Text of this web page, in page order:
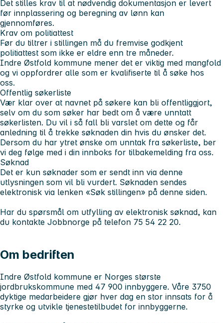
Det stilles krav til at nødvendig dokumentasjon er levert
før innplassering og beregning av lønn kan
gjennomføres.
Krav om politiattest
Før du tiltrer i stillingen må du fremvise godkjent
politiattest som ikke er eldre enn tre måneder.
Indre Østfold kommune mener det er viktig med mangfold
og vi oppfordrer alle som er kvalifiserte til å søke hos
oss.
Offentlig søkerliste
Vær klar over at navnet på søkere kan bli offentliggjort,
selv om du som søker har bedt om å være unntatt
søkerlisten. Du vil i så fall bli varslet om dette og får
anledning til å trekke søknaden din hvis du ønsker det.
Dersom du har ytret ønske om unntak fra søkerliste, ber
vi deg følge med i din innboks for tilbakemelding fra oss.
Søknad
Det er kun søknader som er sendt inn via denne
utlysningen som vil bli vurdert. Søknaden sendes
elektronisk via lenken «Søk stillingen» på denne siden.
Har du spørsmål om utfylling av elektronisk søknad, kan
du kontakte Jobbnorge på telefon 75 54 22 20.
Om bedriften
Indre Østfold kommune er Norges største
jordbrukskommune med 47 900 innbyggere. Våre 3750
dyktige medarbeidere gjør hver dag en stor innsats for å
styrke og utvikle tjenestetilbudet for innbyggerne.